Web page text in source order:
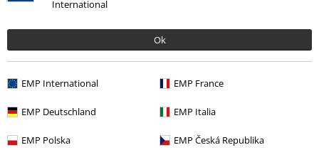
International
Ok
EMP International EMP France
EMP Deutschland EMP Italia
EMP Polska EMP Česká Republika